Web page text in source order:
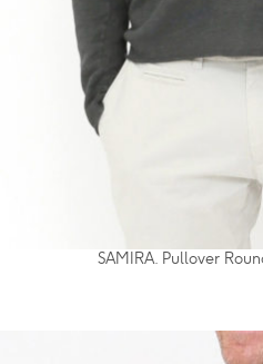
SAMIRA. Pullover